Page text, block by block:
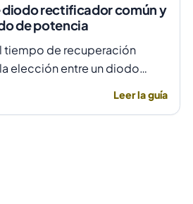
rectificador común y
de potencia
tiempo de recuperación
elección entre un diodo
Leer la guía